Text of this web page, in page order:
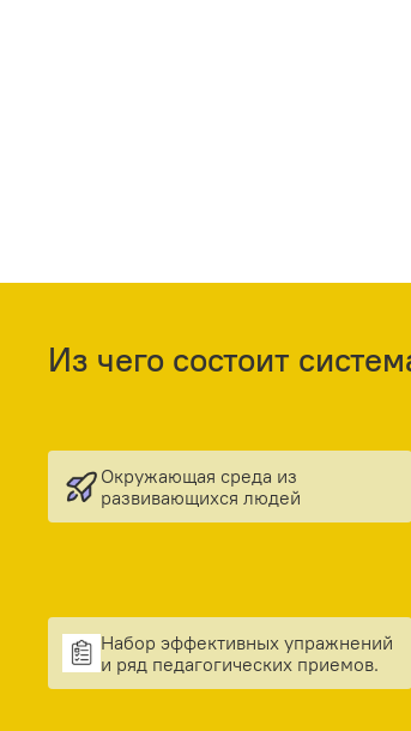
Из чего состоит
Окружающая среда из
развивающихся людей
Набор эффективных упражнений
и ряд педагогических приемов.